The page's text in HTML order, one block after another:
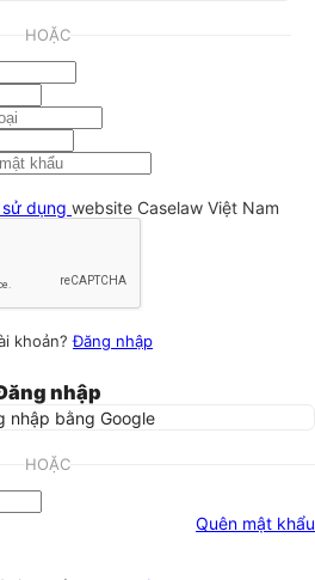
HOẶC
dụng website Caselaw Việt Nam
khoản?Đăng nhập
nhập
nhập bằng Google
HOẶC
Quên mật khẩu